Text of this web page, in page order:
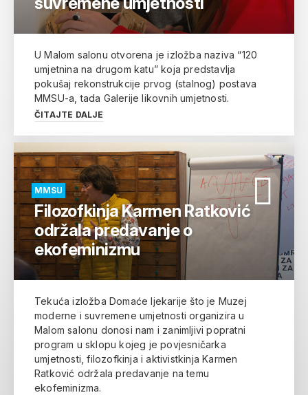
U Malom salonu otvorena je izložba naziva “120
umjetnina na drugom katu” koja predstavlja
pokušaj rekonstrukcije prvog (stalnog) postava
MMSU-a, tada Galerije likovnih umjetnosti.
ČITAJTE DALJE
MMSU
Filozofkinja Karmen Ratković
održala predavanje o
ekofeminizmu
Tekuća izložba Domaće ljekarije što je Muzej
moderne i suvremene umjetnosti organizira u
Malom salonu donosi nam i zanimljivi popratni
program u sklopu kojeg je povjesničarka
umjetnosti, filozofkinja i aktivistkinja Karmen
Ratković održala predavanje na temu
ekofeminizma.